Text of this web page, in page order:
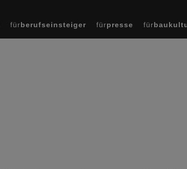
fürberufseinsteiger fürpresse für